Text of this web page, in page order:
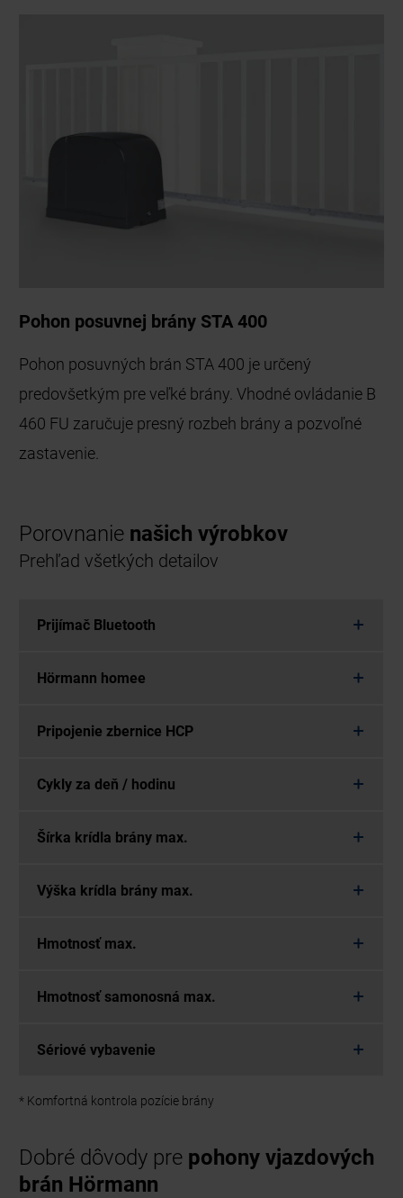
Pohon posuvnej brány STA 400
Pohon posuvných brán STA 400 je určený
predovšetkým pre veľké brány. Vhodné ovládanie B
460 FU zaručuje presný rozbeh brány a pozvoľné
zastavenie.
Porovnanie našich výrobkov
Prehľad všetkých detailov
Prijímač Bluetooth
Hörmann homee
Pripojenie zbernice HCP
Cykly za deň / hodinu
Šírka krídla brány max.
Výška krídla brány max.
Hmotnosť max.
Hmotnosť samonosná max.
Sériové vybavenie
* Komfortná kontrola pozície brány
Dobré dôvody pre pohony vjazdových
brán Hörmann